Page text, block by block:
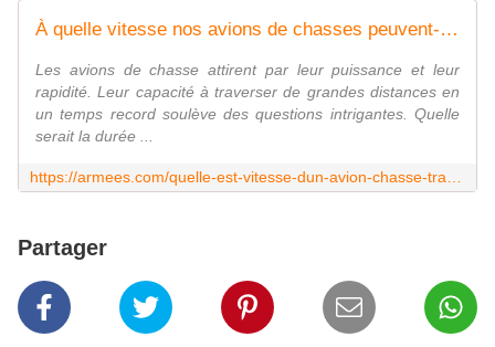
À quelle vitesse nos avions de chasses peuvent-ilstraverser les États-Unis ?
Les avions de chasse attirent par leur puissance et leur
rapidité. Leur capacité à traverser de grandes distances en
un temps record soulève des questions intrigantes. Quelle
serait la durée ...
Partager